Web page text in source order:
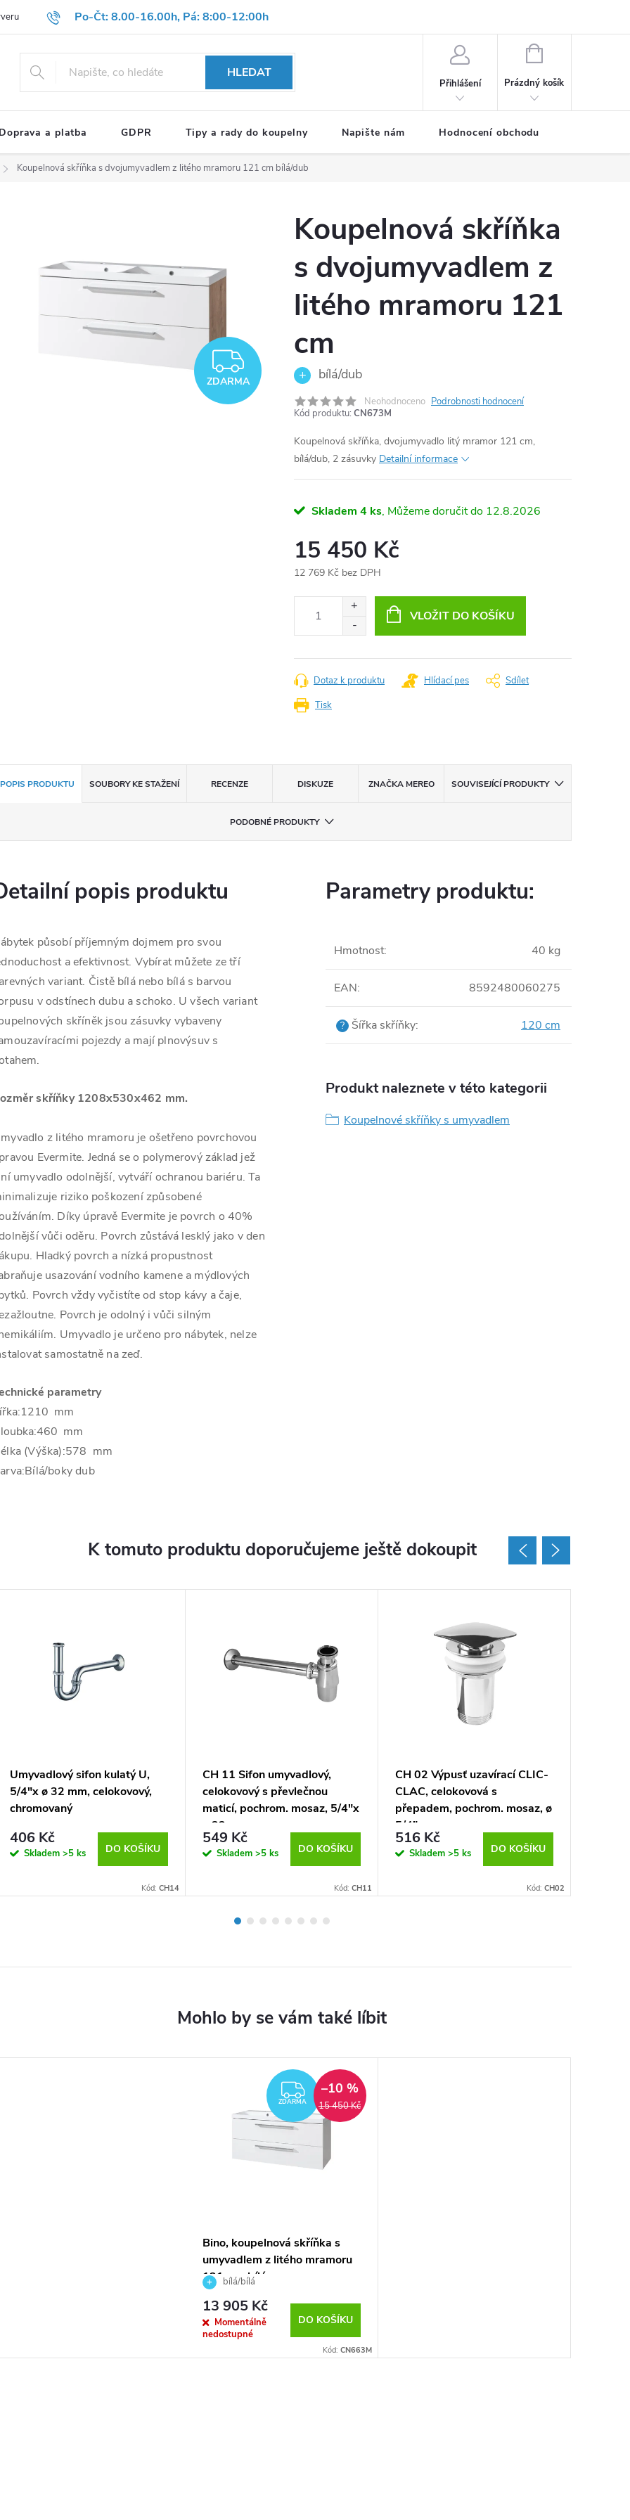
Po-Čt: 8.00-16.00h, Pá: 8:00-12:00h
Hodnocení obchodu Reklamační formulář OBCHODNÍ PODMÍNKY
HLEDAT
Přihlášení
NÁKUPNÍ
Prázdný košík
Doprava a platba GDPR Tipy a rady do koupelny Napište nám Hodnocení obchodu
Koupelnová skříňka s dvojumyvadlem z litého mramoru 121 cm bílá/dub
ZDARMA
ZDARMA
Koupelnová skříňka
s dvojumyvadlem z
litého mramoru 121
cm
bílá/dub
Neohodnoceno Podrobnosti hodnocení
Kód produktu: CN673M
Koupelnová skříňka, dvojumyvadlo litý mramor 121 cm,
bílá/dub, 2 zásuvky Detailní informace
Skladem 4 ks 12.8.2026
15 450 Kč
12 769 Kč bez DPH
VLOŽIT DO KOŠÍKU
Tisk
Dotaz k produktu Hlídací pes Sdílet
POPIS PRODUKTU SOUBORY KE STAŽENÍ RECENZE DISKUZE ZNAČKAMEREO SOUVISEJÍCÍ PRODUKTY
PODOBNÉ PRODUKTY
popis produktu
působí příjemným dojmem pro svou
a efektivnost. Vybírat můžete ze tří
variant. Čistě bílá nebo bílá s barvou
v odstínech dubu a schoko. U všech variant
skříněk jsou zásuvky vybaveny
pojezdy a mají plnovýsuv s
skříňky 1208x530x462 mm.
z litého mramoru je ošetřeno povrchovou
Evermite. Jedná se o polymerový základ jež
umyvadlo odolnější, vytváří ochranou bariéru. Ta
riziko poškození způsobené
Díky úpravě Evermite je povrch o 40%
vůči oděru. Povrch zůstává lesklý jako v den
Hladký povrch a nízká propustnost
usazování vodního kamene a mýdlových
Povrch vždy vyčistíte od stop kávy a čaje,
Povrch je odolný i vůči silným
Umyvadlo je určeno pro nábytek, nelze
samostatně na zeď.
parametry
mm
460 mm
(Výška):578 mm
Bílá/boky dub
Parametry produktu:
Hmotnost: 40 kg
EAN: 8592480060275
? Šířka skříňky: 120 cm
Produkt naleznete v této kategorii
Koupelnové skříňky s umyvadlem
K tomuto produktu doporučujeme ještě dokoupit
Umyvadlový sifon kulatý U,
5/4"x ø 32 mm, celokovový,
chromovaný
406 Kč
Skladem >5 ks DO KOŠÍKU
Kód: CH14
CH 11 Sifon umyvadlový,
celokovový s převlečnou
maticí, pochrom. mosaz, 5/4"x
ø 32 mm
549 Kč
Skladem >5 ks DO KOŠÍKU
Kód: CH11
CH 02 Výpusť uzavírací CLIC-
CLAC, celokovová s
přepadem, pochrom. mosaz, ø
5/4"
516 Kč
Skladem >5 ks DO KOŠÍKU
Kód: CH02
ZDARMA
ZDARMA 15 450 Kč
–10 %
Bino, koupelnová skříňka s
umyvadlem z litého mramoru
121 cm, bílá
bílá/bílá
13 905 Kč
Momentálně
nedostupné
DO KOŠÍKU
Kód: CN663M